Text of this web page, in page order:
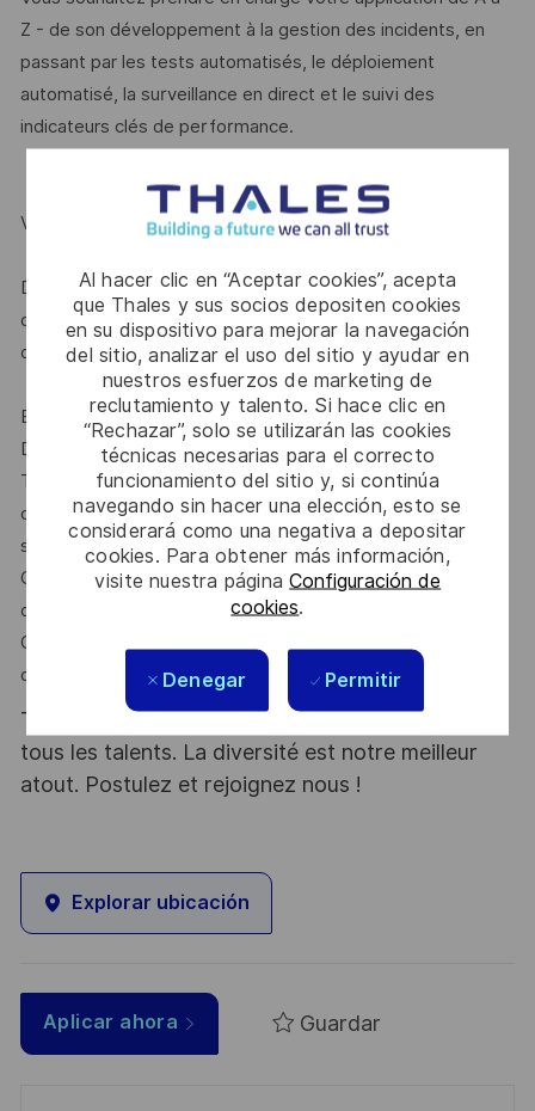
Al hacer clic en “Aceptar cookies”, acepta
que Thales y sus socios depositen cookies
en su dispositivo para mejorar la navegación
del sitio, analizar el uso del sitio y ayudar en
nuestros esfuerzos de marketing de
reclutamiento y talento. Si hace clic en
“Rechazar”, solo se utilizarán las cookies
técnicas necesarias para el correcto
funcionamiento del sitio y, si continúa
navegando sin hacer una elección, esto se
considerará como una negativa a depositar
cookies. Para obtener más información,
visite nuestra páginaConfiguración de
cookies.
Denegar Permitir
Z - de son développement à la gestion des incidents, en
passant par les tests automatisés, le déploiement
automatisé, la surveillance en direct et le suivi des
indicateurs clés de performance.
VOTRE CARRIÈRE CHEZ THALES
Différentes opportunités vous permettront de découvrir
d'autres domaines ou sites. Vous pourrez évoluer et
développer vos compétences dans différents domaines :
Explorez un espace attentif au développement personnel
Développez vos talents dans un autre domaine du groupe
Thales, en découvrant de nouveaux produits, de nouveaux
clients, un nouveau pays ou en vous orientant vers une
solution plus complexe
Choisissez entre une expertise technique ou un parcours
de leadership
Construisez une carrière internationale au sein d'un groupe
d'ingénierie de premier plan
Thales, entreprise Handi-Engagée, reconnait
tous les talents. La diversité est notre meilleur
atout. Postulez et rejoignez nous !
Explorar ubicación
Aplicar ahora Guardar